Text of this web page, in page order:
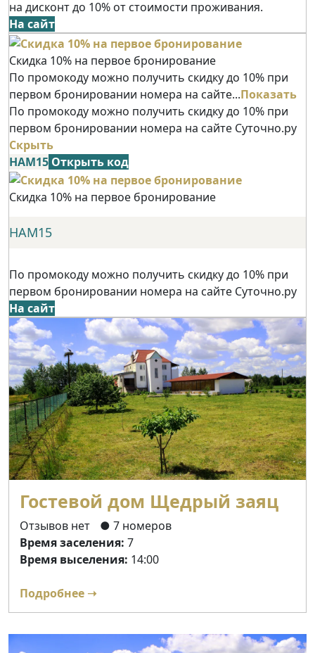
на дисконт до 10% от стоимости проживания.
На сайт
Скидка 10% на первое бронирование
По промокоду можно получить скидку до 10% при
первом бронировании номера на сайте...Показать
По промокоду можно получить скидку до 10% при
первом бронировании номера на сайте Суточно.ру
Скрыть
НАМ15 Открыть код
Скидка 10% на первое бронирование
НАМ15
По промокоду можно получить скидку до 10% при
первом бронировании номера на сайте Суточно.ру
На сайт
Гостевой дом Щедрый заяц
Отзывов нет
● 7 номеров
Время заселения: 7
Время выселения: 14:00
Подробнее ➝